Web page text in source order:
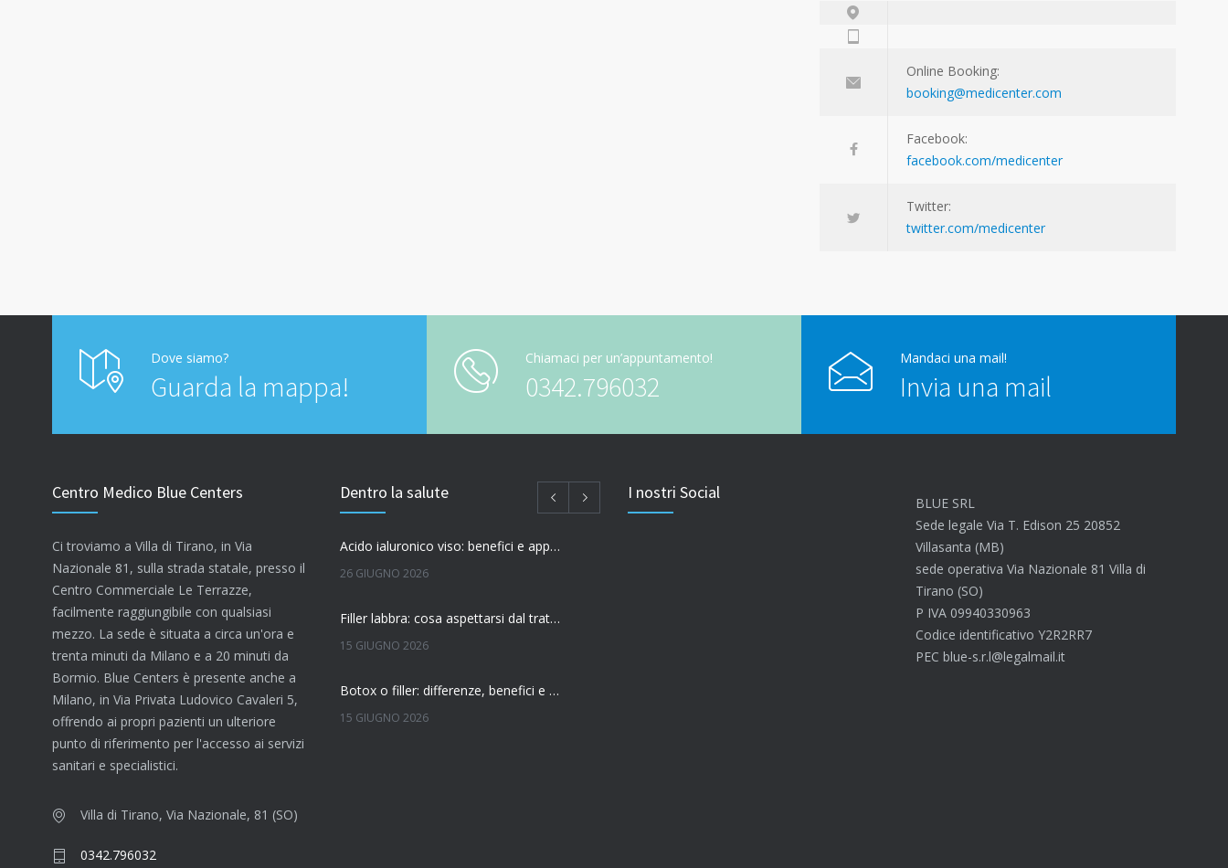
Online Booking:
booking@medicenter.com
Facebook:
facebook.com/medicenter
Twitter:
twitter.com/medicenter
Dove siamo?
Guarda la mappa!
Chiamaci per un’appuntamento!
0342.796032
Mandaci una mail!
Invia una mail
Centro Medico Blue Centers
Ci troviamo a Villa di Tirano, in Via
Nazionale 81, sulla strada statale, presso il
Centro Commerciale Le Terrazze,
facilmente raggiungibile con qualsiasi
mezzo. La sede è situata a circa un'ora e
trenta minuti da Milano e a 20 minuti da
Bormio. Blue Centers è presente anche a
Milano, in Via Privata Ludovico Cavaleri 5,
offrendo ai propri pazienti un ulteriore
punto di riferimento per l'accesso ai servizi
sanitari e specialistici.
Villa di Tirano, Via Nazionale, 81 (SO)
0342.796032
Dentro la salute
Acido ialuronico viso: benefici e applicazioni
26 GIUGNO 2026
Filler labbra: cosa aspettarsi dal trattamento
15 GIUGNO 2026
Botox o filler: differenze, benefici e come scegliere il trattamento più adatto
15 GIUGNO 2026
I nostri Social
BLUE SRL
Sede legale Via T. Edison 25 20852
Villasanta (MB)
sede operativa Via Nazionale 81 Villa di
Tirano (SO)
P IVA 09940330963
Codice identificativo Y2R2RR7
PEC blue-s.r.l@legalmail.it